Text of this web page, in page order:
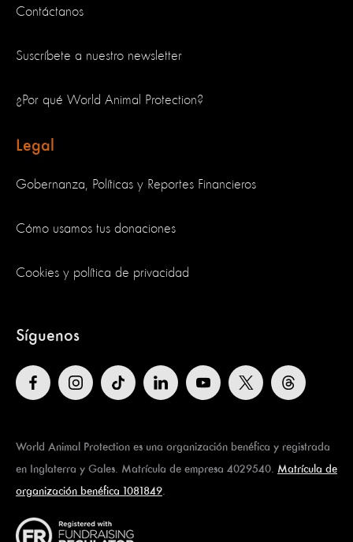
Contáctanos
Suscríbete a nuestro newsletter
¿Por qué World Animal Protection?
Legal
Gobernanza, Políticas y Reportes Financieros
Cómo usamos tus donaciones
Cookies y política de privacidad
Síguenos
World Animal Protection es una organización benéfica y registrada
en Inglaterra y Gales. Matrícula de empresa 4029540. Matrícula de
organización benéfica 1081849